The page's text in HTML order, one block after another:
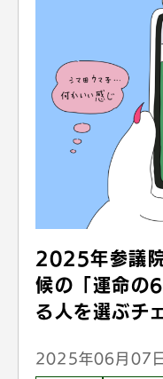
2025年参議
候の「運命の
る人を選ぶチ
2025年06月07日